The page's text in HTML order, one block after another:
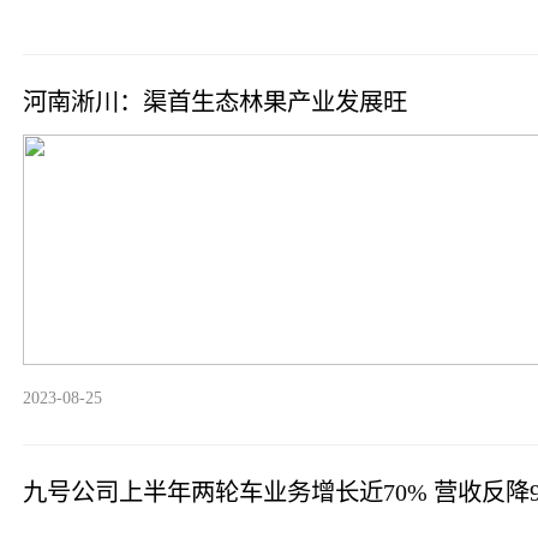
河南淅川：渠首生态林果产业发展旺
2023-08-25
九号公司上半年两轮车业务增长近70% 营收反降